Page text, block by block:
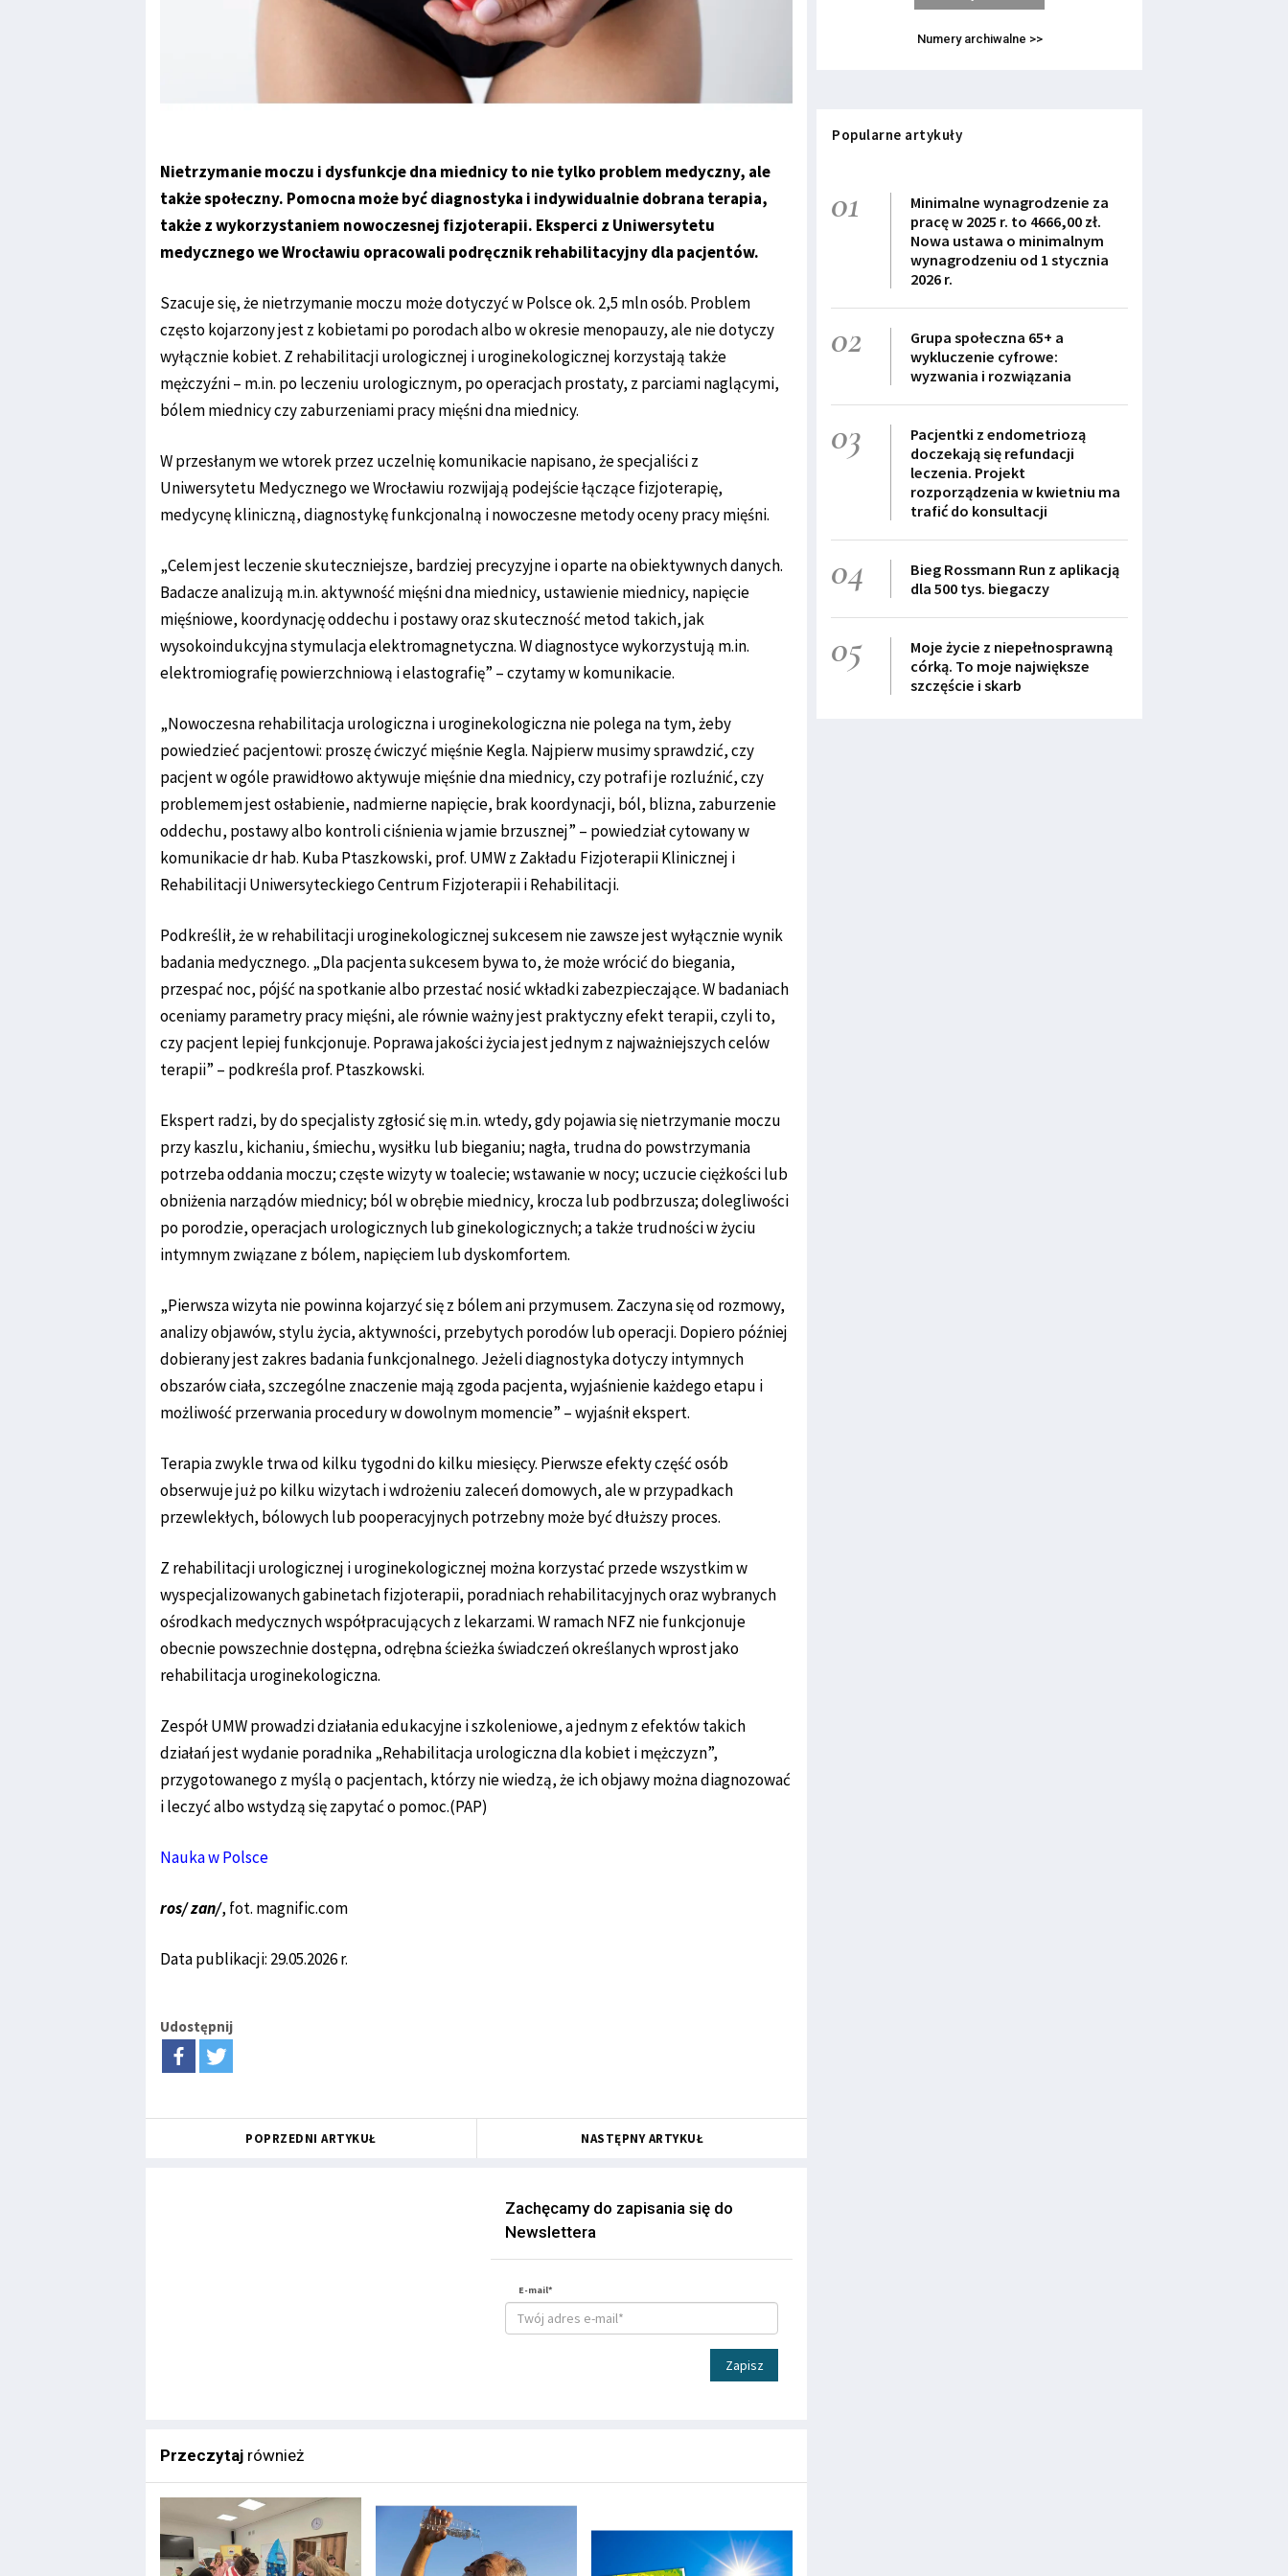
Nietrzymanie moczu i dysfunkcje dna miednicy to nie tylko problem medyczny, ale
także społeczny. Pomocna może być diagnostyka i indywidualnie dobrana terapia,
także z wykorzystaniem nowoczesnej fizjoterapii. Eksperci z Uniwersytetu
medycznego we Wrocławiu opracowali podręcznik rehabilitacyjny dla pacjentów.
Szacuje się, że nietrzymanie moczu może dotyczyć w Polsce ok. 2,5 mln osób. Problem
często kojarzony jest z kobietami po porodach albo w okresie menopauzy, ale nie dotyczy
wyłącznie kobiet. Z rehabilitacji urologicznej i uroginekologicznej korzystają także
mężczyźni – m.in. po leczeniu urologicznym, po operacjach prostaty, z parciami naglącymi,
bólem miednicy czy zaburzeniami pracy mięśni dna miednicy.
W przesłanym we wtorek przez uczelnię komunikacie napisano, że specjaliści z
Uniwersytetu Medycznego we Wrocławiu rozwijają podejście łączące fizjoterapię,
medycynę kliniczną, diagnostykę funkcjonalną i nowoczesne metody oceny pracy mięśni.
„Celem jest leczenie skuteczniejsze, bardziej precyzyjne i oparte na obiektywnych danych.
Badacze analizują m.in. aktywność mięśni dna miednicy, ustawienie miednicy, napięcie
mięśniowe, koordynację oddechu i postawy oraz skuteczność metod takich, jak
wysokoindukcyjna stymulacja elektromagnetyczna. W diagnostyce wykorzystują m.in.
elektromiografię powierzchniową i elastografię” – czytamy w komunikacie.
„Nowoczesna rehabilitacja urologiczna i uroginekologiczna nie polega na tym, żeby
powiedzieć pacjentowi: proszę ćwiczyć mięśnie Kegla. Najpierw musimy sprawdzić, czy
pacjent w ogóle prawidłowo aktywuje mięśnie dna miednicy, czy potrafi je rozluźnić, czy
problemem jest osłabienie, nadmierne napięcie, brak koordynacji, ból, blizna, zaburzenie
oddechu, postawy albo kontroli ciśnienia w jamie brzusznej” – powiedział cytowany w
komunikacie dr hab. Kuba Ptaszkowski, prof. UMW z Zakładu Fizjoterapii Klinicznej i
Rehabilitacji Uniwersyteckiego Centrum Fizjoterapii i Rehabilitacji.
Podkreślił, że w rehabilitacji uroginekologicznej sukcesem nie zawsze jest wyłącznie wynik
badania medycznego. „Dla pacjenta sukcesem bywa to, że może wrócić do biegania,
przespać noc, pójść na spotkanie albo przestać nosić wkładki zabezpieczające. W badaniach
oceniamy parametry pracy mięśni, ale równie ważny jest praktyczny efekt terapii, czyli to,
czy pacjent lepiej funkcjonuje. Poprawa jakości życia jest jednym z najważniejszych celów
terapii” – podkreśla prof. Ptaszkowski.
Ekspert radzi, by do specjalisty zgłosić się m.in. wtedy, gdy pojawia się nietrzymanie moczu
przy kaszlu, kichaniu, śmiechu, wysiłku lub bieganiu; nagła, trudna do powstrzymania
potrzeba oddania moczu; częste wizyty w toalecie; wstawanie w nocy; uczucie ciężkości lub
obniżenia narządów miednicy; ból w obrębie miednicy, krocza lub podbrzusza; dolegliwości
po porodzie, operacjach urologicznych lub ginekologicznych; a także trudności w życiu
intymnym związane z bólem, napięciem lub dyskomfortem.
„Pierwsza wizyta nie powinna kojarzyć się z bólem ani przymusem. Zaczyna się od rozmowy,
analizy objawów, stylu życia, aktywności, przebytych porodów lub operacji. Dopiero później
dobierany jest zakres badania funkcjonalnego. Jeżeli diagnostyka dotyczy intymnych
obszarów ciała, szczególne znaczenie mają zgoda pacjenta, wyjaśnienie każdego etapu i
możliwość przerwania procedury w dowolnym momencie” – wyjaśnił ekspert.
Terapia zwykle trwa od kilku tygodni do kilku miesięcy. Pierwsze efekty część osób
obserwuje już po kilku wizytach i wdrożeniu zaleceń domowych, ale w przypadkach
przewlekłych, bólowych lub pooperacyjnych potrzebny może być dłuższy proces.
Z rehabilitacji urologicznej i uroginekologicznej można korzystać przede wszystkim w
wyspecjalizowanych gabinetach fizjoterapii, poradniach rehabilitacyjnych oraz wybranych
ośrodkach medycznych współpracujących z lekarzami. W ramach NFZ nie funkcjonuje
obecnie powszechnie dostępna, odrębna ścieżka świadczeń określanych wprost jako
rehabilitacja uroginekologiczna.
Zespół UMW prowadzi działania edukacyjne i szkoleniowe, a jednym z efektów takich
działań jest wydanie poradnika „Rehabilitacja urologiczna dla kobiet i mężczyzn”,
przygotowanego z myślą o pacjentach, którzy nie wiedzą, że ich objawy można diagnozować
i leczyć albo wstydzą się zapytać o pomoc.(PAP)
Nauka w Polsce
ros/ zan/, fot. magnific.com
Data publikacji: 29.05.2026 r.
Udostępnij
POPRZEDNI ARTYKUŁ NASTĘPNY ARTYKUŁ
Zachęcamy do zapisania się do
Newslettera
E-mail*
Zapisz
Przeczytaj również
Numery archiwalne >>
Popularne artykuły
01
Minimalne wynagrodzenie za
pracę w 2025 r. to 4666,00 zł.
Nowa ustawa o minimalnym
wynagrodzeniu od 1 stycznia
2026 r.
02
Grupa społeczna 65+ a
wykluczenie cyfrowe:
wyzwania i rozwiązania
03
Pacjentki z endometriozą
doczekają się refundacji
leczenia. Projekt
rozporządzenia w kwietniu ma
trafić do konsultacji
04
Bieg Rossmann Run z aplikacją
dla 500 tys. biegaczy
05
Moje życie z niepełnosprawną
córką. To moje największe
szczęście i skarb